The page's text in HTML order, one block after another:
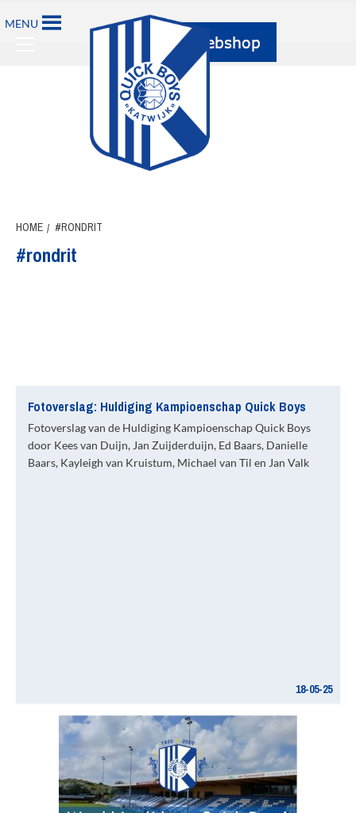
naar
MENU
Primary
HOME #RONDRIT
#rondrit
Fotoverslag: Huldiging Kampioenschap Quick Boys
Fotoverslag van de Huldiging Kampioenschap Quick Boys
door Kees van Duijn, Jan Zuijderduijn, Ed Baars, Danielle
Baars, Kayleigh van Kruistum, Michael van Til en Jan Valk
18-05-25